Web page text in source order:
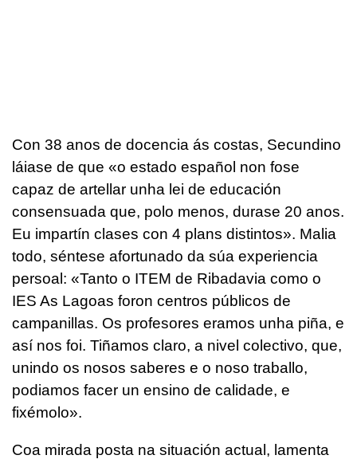
Con 38 anos de docencia ás costas, Secundino
láiase de que «o estado español non fose
capaz de artellar unha lei de educación
consensuada que, polo menos, durase 20 anos.
Eu impartín clases con 4 plans distintos». Malia
todo, séntese afortunado da súa experiencia
persoal: «Tanto o ITEM de Ribadavia como o
IES As Lagoas foron centros públicos de
campanillas. Os profesores eramos unha piña, e
así nos foi. Tiñamos claro, a nivel colectivo, que,
unindo os nosos saberes e o noso traballo,
podiamos facer un ensino de calidade, e
fixémolo».
Coa mirada posta na situación actual, lamenta